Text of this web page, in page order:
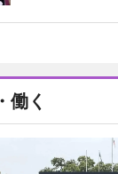
働く